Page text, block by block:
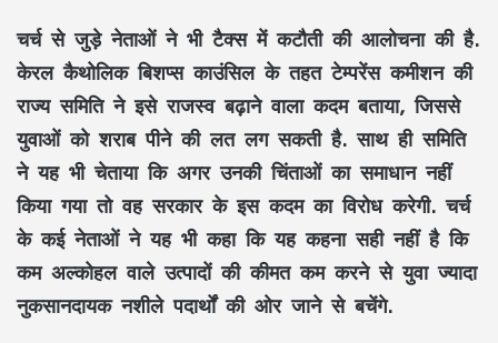
चर्च से जुड़े नेताओं ने भी टैक्स में कटौती की आलोचना की है.
केरल कैथोलिक बिशप्स काउंसिल के तहत टेम्परेंस कमीशन की
राज्य समिति ने इसे राजस्व बढ़ाने वाला कदम बताया, जिससे
युवाओं को शराब पीने की लत लग सकती है. साथ ही समिति
ने यह भी चेताया कि अगर उनकी चिंताओं का समाधान नहीं
किया गया तो वह सरकार के इस कदम का विरोध करेगी. चर्च
के कई नेताओं ने यह भी कहा कि यह कहना सही नहीं है कि
कम अल्कोहल वाले उत्पादों की कीमत कम करने से युवा ज्यादा
नुकसानदायक नशीले पदार्थों की ओर जाने से बचेंगे.